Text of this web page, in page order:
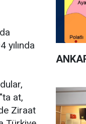
yılında
at,
Ziraat